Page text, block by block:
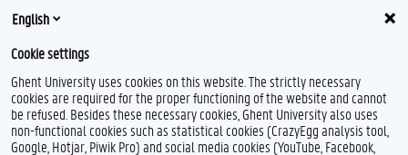
Facultaire Reglementen
Facultair fonds
L
I
English
Cookie settings
Ghent University uses cookies on this website. The strictly necessary
cookies are required for the proper functioning of the website and cannot
be refused. Besides these necessary cookies, Ghent University also uses
non-functional cookies such as statistical cookies (CrazyEgg analysis tool,
Google, Hotjar, Piwik Pro) and social media cookies (YouTube, Facebook,